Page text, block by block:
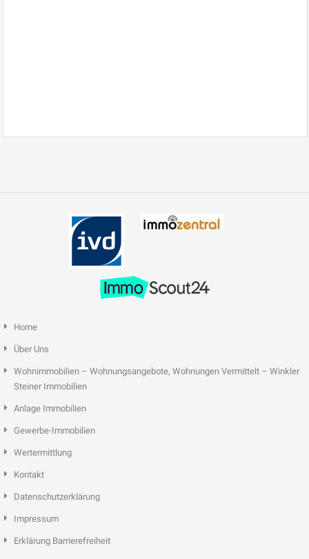
Home
Über Uns
Wohnimmobilien – Wohnungsangebote, Wohnungen Vermittelt – Winkler
Steiner Immobilien
Anlage Immobilien
Gewerbe-Immobilien
Wertermittlung
Kontakt
Datenschutzerklärung
Impressum
Erklärung Barrierefreiheit